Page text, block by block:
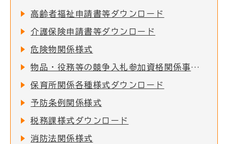
高齢者福祉申請書等ダウンロード
介護保険申請書等ダウンロード
危険物関係様式
物品・役務等の競争入札参加資格関係事項の提出について
保育所関係各種様式ダウンロード
予防条例関係様式
税務課様式ダウンロード
消防法関係様式